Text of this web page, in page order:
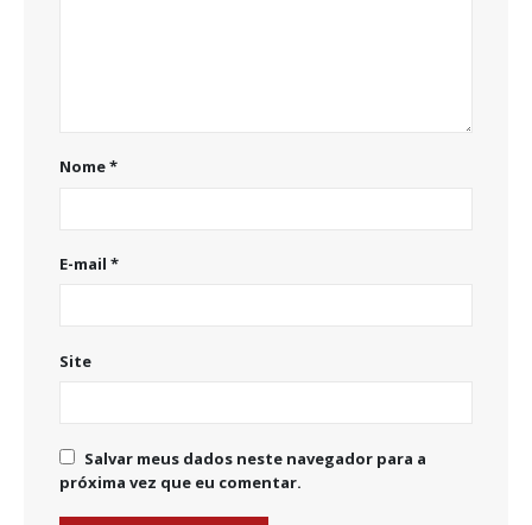
Nome*
E-mail *
Site
Salvar meus dados neste navegador para a
próxima vez que eu comentar.